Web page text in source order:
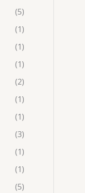
(5)
(1)
(1)
(1)
(2)
(1)
(1)
(3)
(1)
(1)
(5)